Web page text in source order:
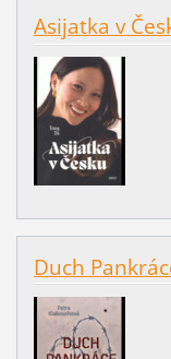
Asijatka v
Duch